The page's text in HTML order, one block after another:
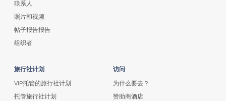
联系人
照片和视频
帖子报告报告
组织者
旅行社计划
VIP托管的旅行社计划
托管旅行社计划
访问
为什么要去？
赞助商酒店